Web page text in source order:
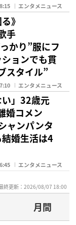
エンタメニュース
》
手
かり”服にフ
ョンでも貫
スタイル”
エンタメニュース
い」32歳元
婚コメン
ャンパンタ
婚生活は4
エンタメニュース
終更新：2026/08/07 18:00
月間